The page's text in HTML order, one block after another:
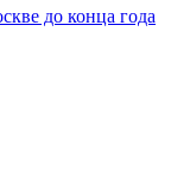
до конца года